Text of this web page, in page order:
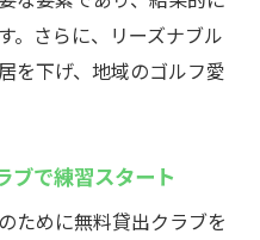
。さらに、リーズナブル
を下げ、地域のゴルフ愛
ブで練習スタート
ために無料貸出クラブを